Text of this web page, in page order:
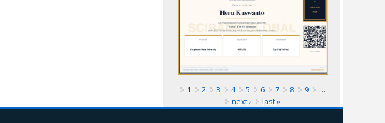
1 2 3 4 5 6 7 8 9
…
next ›
last »